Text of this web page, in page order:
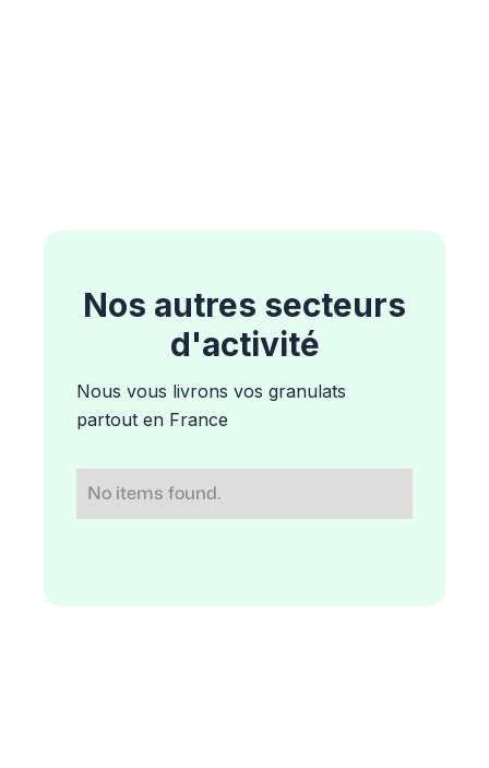
Nos autres secteurs
d'activité
Nous vous livrons vos granulats
partout en France
No items found.